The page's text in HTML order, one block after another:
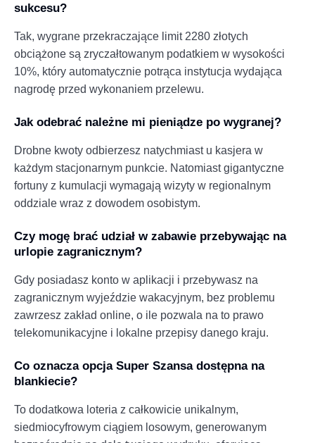
sukcesu?
Tak, wygrane przekraczające limit 2280 złotych
obciążone są zryczałtowanym podatkiem w wysokości
10%, który automatycznie potrąca instytucja wydająca
nagrodę przed wykonaniem przelewu.
Jak odebrać należne mi pieniądze po wygranej?
Drobne kwoty odbierzesz natychmiast u kasjera w
każdym stacjonarnym punkcie. Natomiast gigantyczne
fortuny z kumulacji wymagają wizyty w regionalnym
oddziale wraz z dowodem osobistym.
Czy mogę brać udział w zabawie przebywając na
urlopie zagranicznym?
Gdy posiadasz konto w aplikacji i przebywasz na
zagranicznym wyjeździe wakacyjnym, bez problemu
zawrzesz zakład online, o ile pozwala na to prawo
telekomunikacyjne i lokalne przepisy danego kraju.
Co oznacza opcja Super Szansa dostępna na
blankiecie?
To dodatkowa loteria z całkowicie unikalnym,
siedmiocyfrowym ciągiem losowym, generowanym